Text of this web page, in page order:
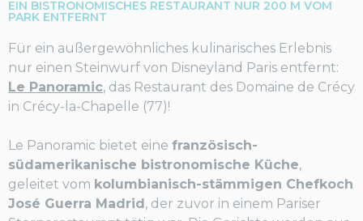
EIN BISTRONOMISCHES RESTAURANT NUR 200 M VOM
PARK ENTFERNT
Für ein außergewöhnliches kulinarisches Erlebnis
nur einen Steinwurf von Disneyland Paris entfernt:
Le Panoramic, das Restaurant des Domaine de Crécy
in Crécy-la-Chapelle (77)!
Le Panoramic bietet eine französisch-
südamerikanische bistronomische Küche,
geleitet vom kolumbianisch-stämmigen Chefkoch
José Guerra Madrid, der zuvor in einem Pariser